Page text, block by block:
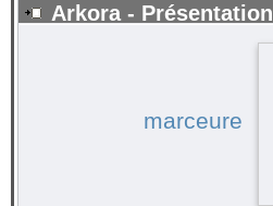
Arkora - Présentation
marceure